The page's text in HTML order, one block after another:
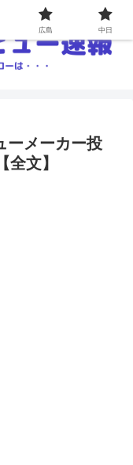
メーカー投
文】
広島 中日